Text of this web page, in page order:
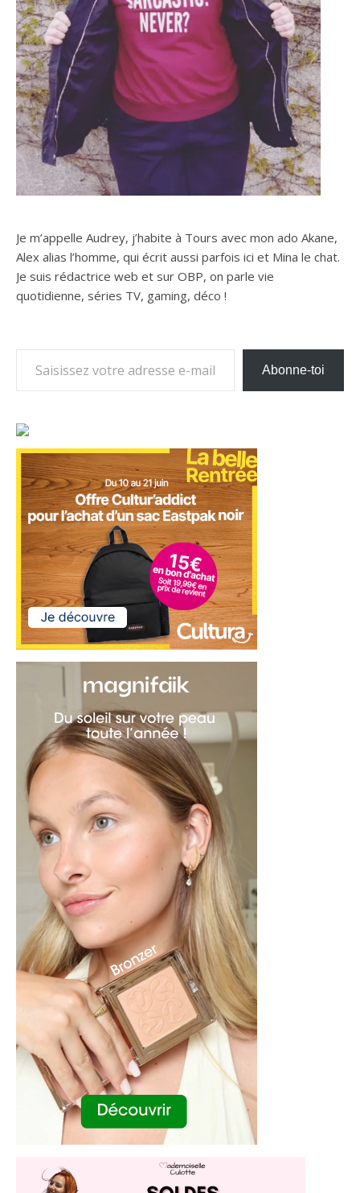
Je m’appelle Audrey, j’habite à Tours avec mon ado Akane,
Alex alias l’homme, qui écrit aussi parfois ici et Mina le chat.
Je suis rédactrice web et sur OBP, on parle vie
quotidienne, séries TV, gaming, déco !
Abonne-toi